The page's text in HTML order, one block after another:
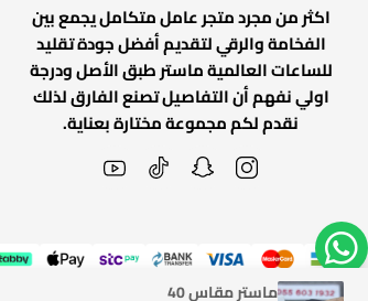
ماستر مقاس 40
اكثر من مجرد متجر عامل متكامل يجمع بين
الفخامة والرقي لتقديم أفضل جودة تقليد
للساعات العالمية ماستر طبق الأصل ودرجة
اولي نفهم أن التفاصيل تصنع الفارق لذلك
نقدم لكم مجموعة مختارة بعناية.